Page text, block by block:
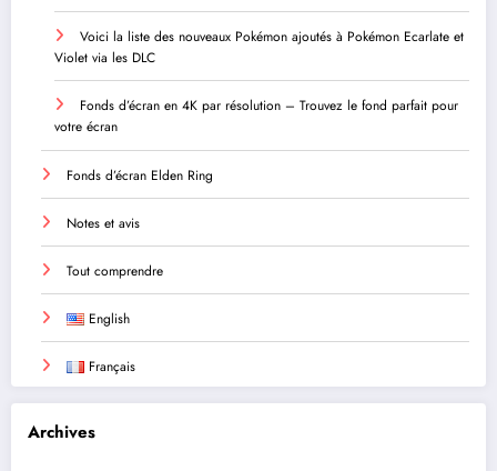
Voici la liste des nouveaux Pokémon ajoutés à Pokémon Ecarlate et
Violet via les DLC
Fonds d’écran en 4K par résolution – Trouvez le fond parfait pour
votre écran
Fonds d’écran Elden Ring
Notes et avis
Tout comprendre
English
Français
Archives